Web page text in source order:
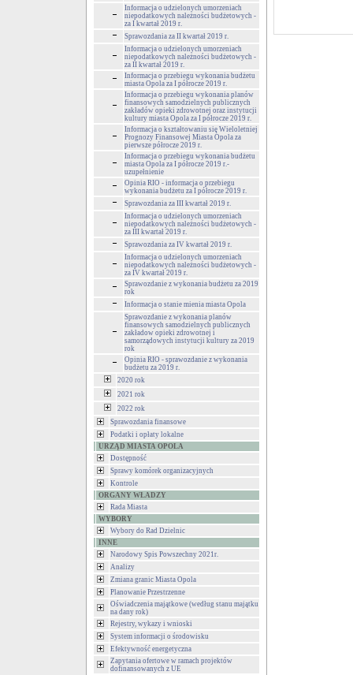
Informacja o udzielonych umorzeniach
niepodatkowych należności budżetowych -
za I kwartał 2019 r.
Sprawozdania za II kwartał 2019 r.
Informacja o udzielonych umorzeniach
niepodatkowych należności budżetowych -
za II kwartał 2019 r.
Informacja o przebiegu wykonania budżetu
miasta Opola za I półrocze 2019 r.
Informacja o przebiegu wykonania planów
finansowych samodzielnych publicznych
zakładów opieki zdrowotnej oraz instytucji
kultury miasta Opola za I półrocze 2019 r.
Informacja o kształtowaniu się Wieloletniej
Prognozy Finansowej Miasta Opola za
pierwsze półrocze 2019 r.
Informacja o przebiegu wykonania budżetu
miasta Opola za I półrocze 2019 r.-
uzupełnienie
Opinia RIO - informacja o przebiegu
wykonania budżetu za I półrocze 2019 r.
Sprawozdania za III kwartał 2019 r.
Informacja o udzielonych umorzeniach
niepodatkowych należności budżetowych -
za III kwartał 2019 r.
Sprawozdania za IV kwartał 2019 r.
Informacja o udzielonych umorzeniach
niepodatkowych należności budżetowych -
za IV kwartał 2019 r.
Sprawozdanie z wykonania budżetu za 2019
rok
Informacja o stanie mienia miasta Opola
Sprawozdanie z wykonania planów
finansowych samodzielnych publicznych
zakładow opieki zdrowotnej i
samorządowych instytucji kultury za 2019
rok
Opinia RIO - sprawozdanie z wykonania
budżetu za 2019 r.
2020 rok
2021 rok
2022 rok
Sprawozdania finansowe
Podatki i opłaty lokalne
URZĄD MIASTA OPOLA
Dostępność
Sprawy komórek organizacyjnych
Kontrole
ORGANY WŁADZY
Rada Miasta
WYBORY
Wybory do Rad Dzielnic
INNE
Narodowy Spis Powszechny 2021r.
Analizy
Zmiana granic Miasta Opola
Planowanie Przestrzenne
Oświadczenia majątkowe (według stanu majątku
na dany rok)
Rejestry, wykazy i wnioski
System informacji o środowisku
Efektywność energetyczna
Zapytania ofertowe w ramach projektów
dofinansowanych z UE